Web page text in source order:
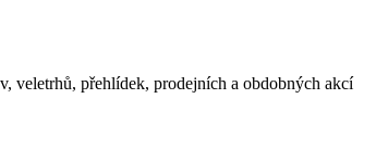
veletrhů, přehlídek, prodejních a obdobných akcí